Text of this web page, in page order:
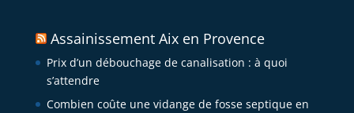
Assainissement Aix en Provence
Prix d’un débouchage de canalisation : à quoi
s’attendre
Combien coûte une vidange de fosse septique en